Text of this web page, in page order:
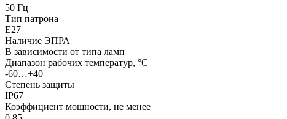
50 Гц
Тип патрона
Е27
Наличие ЭПРА
В зависимости от типа ламп
Диапазон рабочих температур, °С
-60…+40
Степень защиты
IP67
Коэффициент мощности, не менее